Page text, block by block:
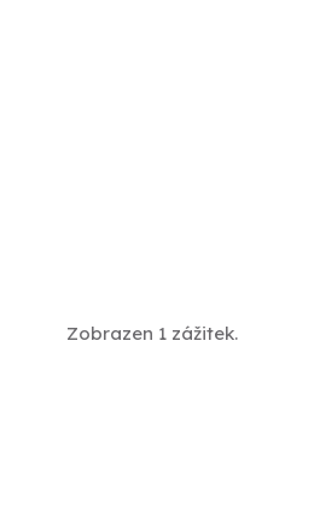
Zobrazen 1 zážitek.